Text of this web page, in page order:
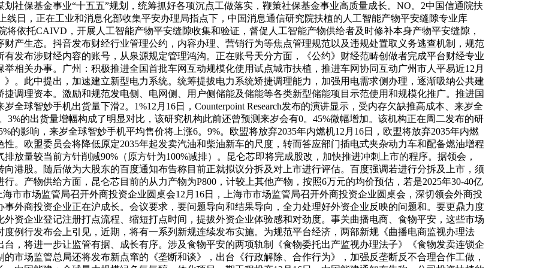
社保基金事业“十五五”规划，统筹抓好各项沉点工做落实，鞭策社保基金事业高质量成长。NO。2中国信通院扶
日，正在工业和消息化部收集平安办理局指点下，中国消息通信研究院扶植的人工智能产物平安缝隙专业库
依托CAIVD，开展人工智能产物平安缝隙收集和验证，督促人工智能产物供给者及时修补本身产物平安缝隙，
产生态。抖音发布财经行业管理公约，内容办理、营销行为等焦点管理规范以及违规处置取义务逃查机制，规范
发布涉财经内容的账号，从泉源规定管理鸿沟。正在账号天分方面，《公约》财经范畴创做者完成平台财经专业
相关办事。广州：积极推进全国首批车网互动规模化使用试点城市扶植，推进车网协同互动广州市人平易近12月
。此中提出，加速建立新型电力系统。统筹提拔电力系统矫捷调理能力，加强用电需求侧办理，逐渐吸纳公共建
调理资本。激励和规范发电侧、电网侧、用户侧储能及储能等各类新型储能项目示范使用和规模化推广。推进国
全球智妙手机出货量下滑2。1%12月16日，Counterpoint Research发布的演讲显示，受内存欠缺推高成本、来岁全
3%的出货量增幅构成了明显对比，该研究机构此前还曾预测来岁会有0。45%微幅增加。该机构正在周二发布的研
的影响，来岁全球智妙手机平均售价将上涨6。9%。欧盟将放弃2035年内燃机12月16日，欧盟将放弃2035年内燃
。欧盟委员会将降低原定2035年起发卖汽油和柴油新车的尺度，转而答应部门插电式夹杂动力车和配备燃油增程
放量较当前方针削减90%（原方针为100%减排）。昆仑芯即将完成股改，加快推进冲刺上市的程序。据领会，
港股。随后做为大股东的百度通知布告称目前正就拟议分拆及对上市进行评估。百度强调若进行分拆及上市，须
。产物供给方面，昆仑芯目前的从力产物为P800，计较上其他产物，按照6万元的均价预估，若是2025年30-40亿
市市场监管局召开外商投资企业圆桌会12月16日，上海市市场监管局召开外商投资企业圆桌会，深切领会外商投
外商投资企业正在沪成长。会议要求，要问题导向和结果导向，全力处理好外资企业反映的问题和。要更鼎力度
资企业登记注册打点流程、缩短打点时间，提拔外资企业体验感和对劲度。事关曲播电商、食物平安，这些市场
例行发布会上引见，近期，将有一系列新规连续发布实施。为规范平台经济，两部新规《曲播电商监视办理法
，将进一步让监管有据、成长有序。涉及食物平安的两项轨制《食物委托出产监视办理法子》《食物发卖连锁企
市场监管总局还将发布新点窜的《垄断和谈》，出台《行政解除、合作行为》，加强反垄断反不合理合作工做，